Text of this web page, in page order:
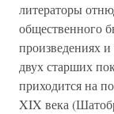
литераторы
общественного
произведениях
двух старших
приходится на
XIX века